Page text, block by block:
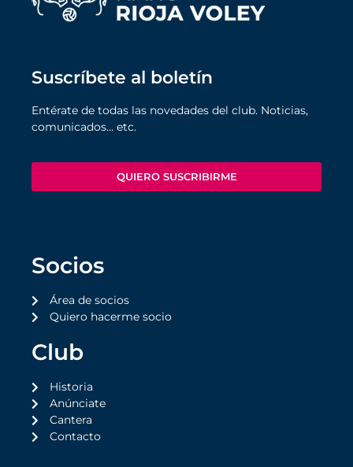
Suscríbete al boletín
Entérate de todas las novedades del club. Noticias,
comunicados… etc.
QUIERO SUSCRIBIRME
Socios
Área de socios
Quiero hacerme socio
Club
Historia
Anúnciate
Cantera
Contacto